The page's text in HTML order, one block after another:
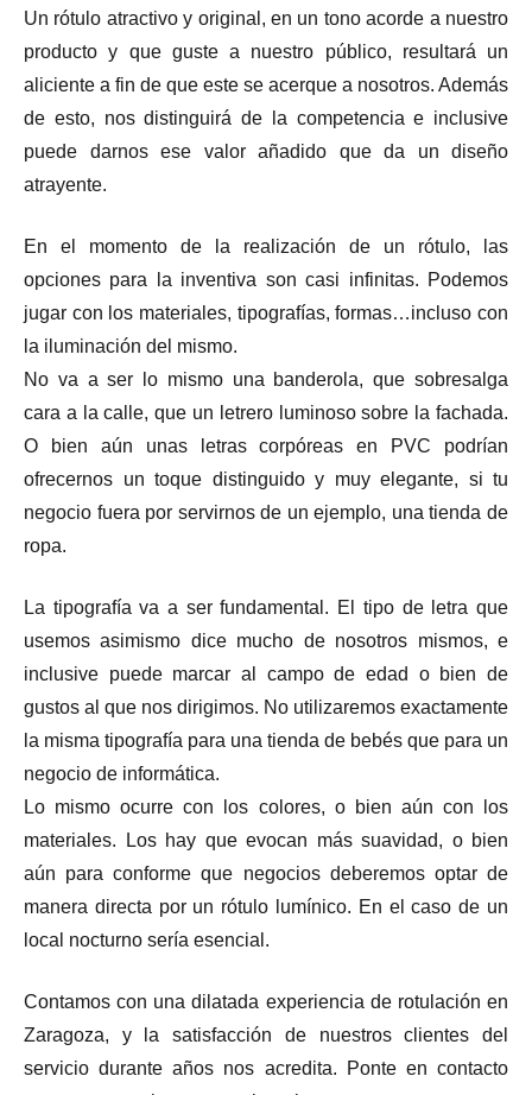
Un rótulo atractivo y original, en un tono acorde a nuestro
producto y que guste a nuestro público, resultará un
aliciente a fin de que este se acerque a nosotros. Además
de esto, nos distinguirá de la competencia e inclusive
puede darnos ese valor añadido que da un diseño
atrayente.
En el momento de la realización de un rótulo, las
opciones para la inventiva son casi infinitas. Podemos
jugar con los materiales, tipografías, formas…incluso con
la iluminación del mismo.
No va a ser lo mismo una banderola, que sobresalga
cara a la calle, que un letrero luminoso sobre la fachada.
O bien aún unas letras corpóreas en PVC podrían
ofrecernos un toque distinguido y muy elegante, si tu
negocio fuera por servirnos de un ejemplo, una tienda de
ropa.
La tipografía va a ser fundamental. El tipo de letra que
usemos asimismo dice mucho de nosotros mismos, e
inclusive puede marcar al campo de edad o bien de
gustos al que nos dirigimos. No utilizaremos exactamente
la misma tipografía para una tienda de bebés que para un
negocio de informática.
Lo mismo ocurre con los colores, o bien aún con los
materiales. Los hay que evocan más suavidad, o bien
aún para conforme que negocios deberemos optar de
manera directa por un rótulo lumínico. En el caso de un
local nocturno sería esencial.
Contamos con una dilatada experiencia de rotulación en
Zaragoza, y la satisfacción de nuestros clientes del
servicio durante años nos acredita. Ponte en contacto